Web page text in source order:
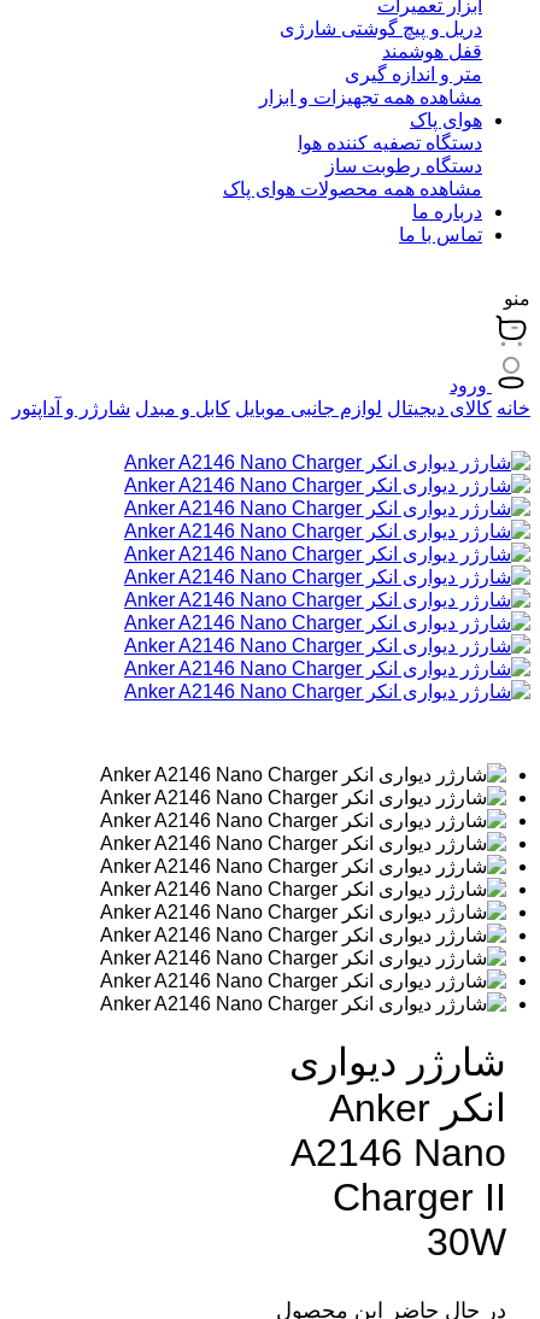
ابزار تعمیرات
دریل و پیچ گوشتی شارژی
قفل هوشمند
متر و اندازه گیری
مشاهده همه تجهیزات و ابزار
هوای پاک
دستگاه تصفیه کننده هوا
دستگاه رطوبت ساز
مشاهده همه محصولات هوای پاک
درباره ما
تماس با ما
منو
ورود
خانه کالای دیجیتال لوازم جانبی موبایل کابل و مبدل شارژر و آداپتور
شارژر دیواری
انکر Anker
A2146 Nano
Charger II
30W
در حال حاضر این محصول